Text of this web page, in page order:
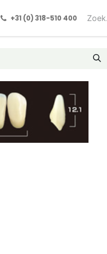
Formulieren
+31 (0) 318-510 400​​